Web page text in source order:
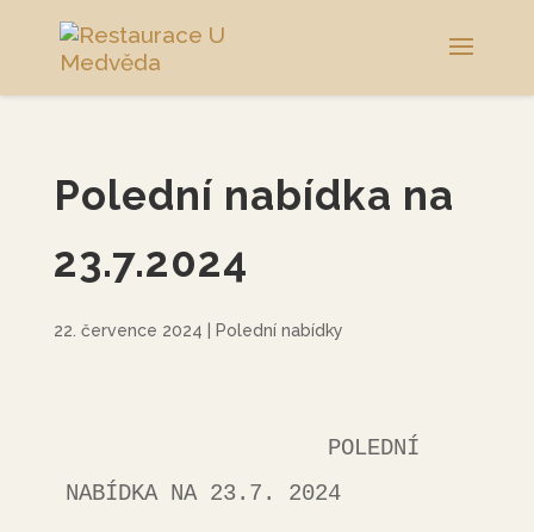
Polední nabídka na
23.7.2024
22. července 2024 Polední nabídky
NABÍDKA NA 23.7. 2024